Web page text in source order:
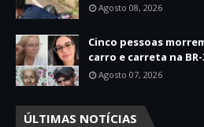
Agosto 08, 2026
Cinco pessoas
carro e carreta na BR-
Agosto 07, 2026
ÚLTIMAS NOTÍCIAS